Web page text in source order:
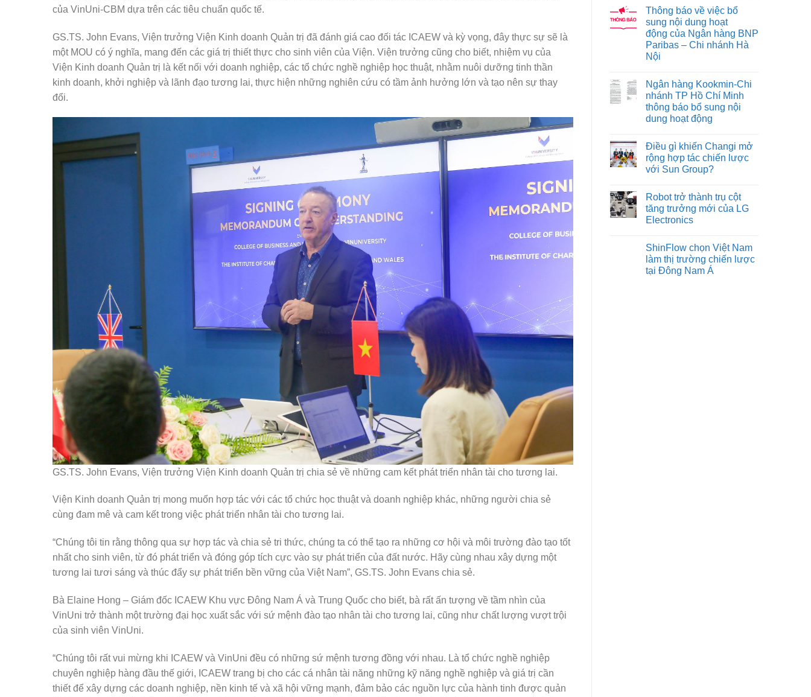
của VinUni-CBM dựa trên các tiêu chuẩn quốc tế.
GS.TS. John Evans, Viện trưởng Viện Kinh doanh Quản trị đã đánh giá cao đối tác ICAEW và kỳ vọng, đây thực sự sẽ là
một MOU có ý nghĩa, mang đến các giá trị thiết thực cho sinh viên của Viện. Viện trưởng cũng cho biết, nhiệm vụ của
Viện Kinh doanh Quản trị là kết nối với doanh nghiệp, các tổ chức nghề nghiệp học thuật, nhằm nuôi dưỡng tinh thần
kinh doanh, khởi nghiệp và lãnh đạo tương lai, thực hiện những nghiên cứu có tầm ảnh hưởng lớn và tạo nên sự thay
đổi.
GS.TS. John Evans, Viện trưởng Viện Kinh doanh Quản trị chia sẻ về những cam kết phát triển nhân tài cho tương lai.
Viện Kinh doanh Quản trị mong muốn hợp tác với các tổ chức học thuật và doanh nghiệp khác, những người chia sẻ
cùng đam mê và cam kết trong việc phát triển nhân tài cho tương lai.
“Chúng tôi tin rằng thông qua sự hợp tác và chia sẻ tri thức, chúng ta có thể tạo ra những cơ hội và môi trường đào tạo tốt
nhất cho sinh viên, từ đó phát triển và đóng góp tích cực vào sự phát triển của đất nước. Hãy cùng nhau xây dựng một
tương lai tươi sáng và thúc đẩy sự phát triển bền vững của Việt Nam”, GS.TS. John Evans chia sẻ.
Bà Elaine Hong – Giám đốc ICAEW Khu vực Đông Nam Á và Trung Quốc cho biết, bà rất ấn tượng về tầm nhìn của
VinUni trở thành một trường đại học xuất sắc với sứ mệnh đào tạo nhân tài cho tương lai, cũng như chất lượng vượt trội
của sinh viên VinUni.
“Chúng tôi rất vui mừng khi ICAEW và VinUni đều có những sứ mệnh tương đồng với nhau. Là tổ chức nghề nghiệp
chuyên nghiệp hàng đầu thế giới, ICAEW trang bị cho các cá nhân tài năng những kỹ năng nghề nghiệp và giá trị cần
thiết để xây dựng các doanh nghiệp, nền kinh tế và xã hội vững mạnh, đảm bảo các nguồn lực của hành tinh được quản
Thông báo về việc bổ
sung nội dung hoạt
động của Ngân hàng BNP
Paribas – Chi nhánh Hà
Nội
Ngân hàng Kookmin-Chi
nhánh TP Hồ Chí Minh
thông báo bổ sung nội
dung hoạt động
Điều gì khiến Changi mở
rộng hợp tác chiến lược
với Sun Group?
Robot trở thành trụ cột
tăng trưởng mới của LG
Electronics
ShinFlow chọn Việt Nam
làm thị trường chiến lược
tại Đông Nam Á